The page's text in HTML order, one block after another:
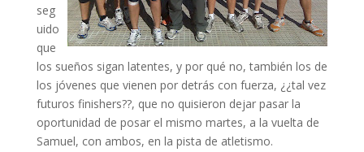
seg
uido
que
los sueños sigan latentes, y por qué no, también los de
los jóvenes que vienen por detrás con fuerza, ¿¿tal vez
futuros finishers??, que no quisieron dejar pasar la
oportunidad de posar el mismo martes, a la vuelta de
Samuel, con ambos, en la pista de atletismo.